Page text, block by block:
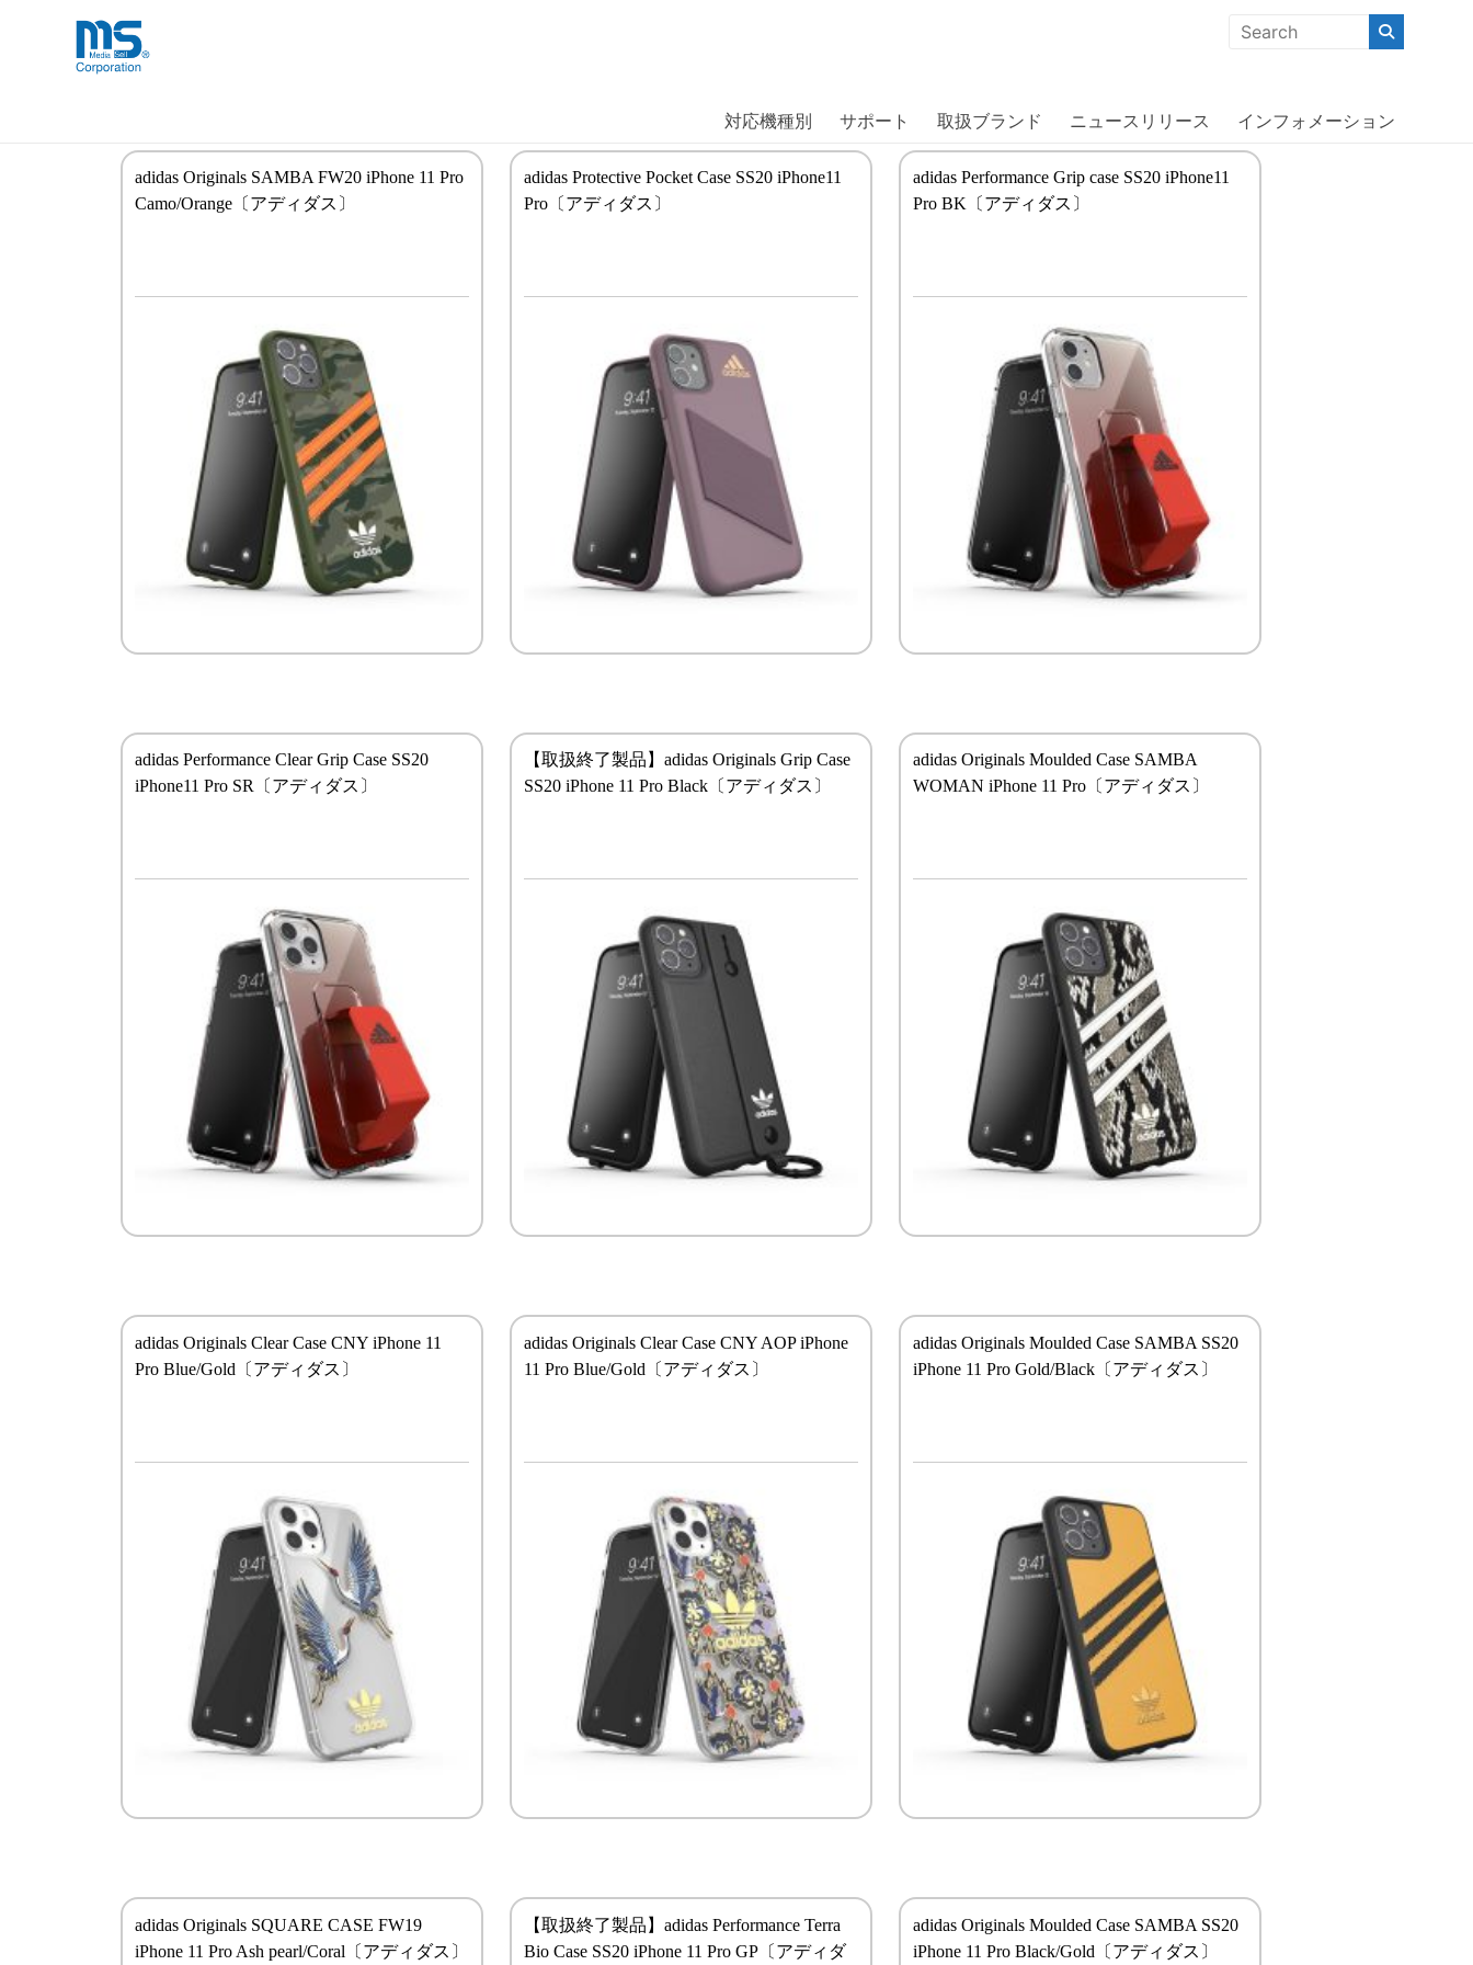
海外事業部が取り揃えている海外輸入商品には、日本では珍しい「海外ブランド」をはじめ「ユニークな商品」「機能的な商品」「コストパフォーマンスの高い商
対応機種別 サポート 取扱ブランド ニュースリリース インフォメーション
adidas Originals SAMBA FW20 iPhone 11 Pro
Camo/Orange〔アディダス〕
adidas Protective Pocket Case SS20 iPhone11
Pro〔アディダス〕
adidas Performance Grip case SS20 iPhone11
Pro BK〔アディダス〕
adidas Performance Clear Grip Case SS20
iPhone11 Pro SR〔アディダス〕
【取扱終了製品】adidas Originals Grip Case
SS20 iPhone 11 Pro Black〔アディダス〕
adidas Originals Moulded Case SAMBA
WOMAN iPhone 11 Pro〔アディダス〕
adidas Originals Clear Case CNY iPhone 11
Pro Blue/Gold〔アディダス〕
adidas Originals Clear Case CNY AOP iPhone
11 Pro Blue/Gold〔アディダス〕
adidas Originals Moulded Case SAMBA SS20
iPhone 11 Pro Gold/Black〔アディダス〕
adidas Originals SQUARE CASE FW19
iPhone 11 Pro Ash pearl/Coral〔アディダス〕
【取扱終了製品】adidas Performance Terra
Bio Case SS20 iPhone 11 Pro GP〔アディダ
adidas Originals Moulded Case SAMBA SS20
iPhone 11 Pro Black/Gold〔アディダス〕